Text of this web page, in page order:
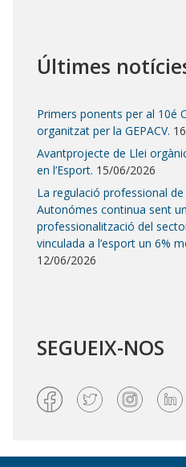
Últimes
Primers ponents per al 10é
organitzat per la GEPACV.
Avantprojecte de Llei
en l’Esport. 15/06/2026
La regulació professional
Autonómes continua sent
professionalització del
vinculada a l’esport un 6%
12/06/2026
SEGUEIX-NOS